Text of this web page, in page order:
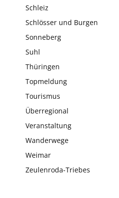
Schleiz
Schlösser und Burgen
Sonneberg
Suhl
Thüringen
Topmeldung
Tourismus
Überregional
Veranstaltung
Wanderwege
Weimar
Zeulenroda-Triebes